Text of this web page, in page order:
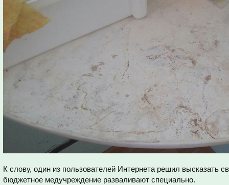
К слову, один из пользователей Интернета решил высказать
бюджетное медучреждение разваливают специально.